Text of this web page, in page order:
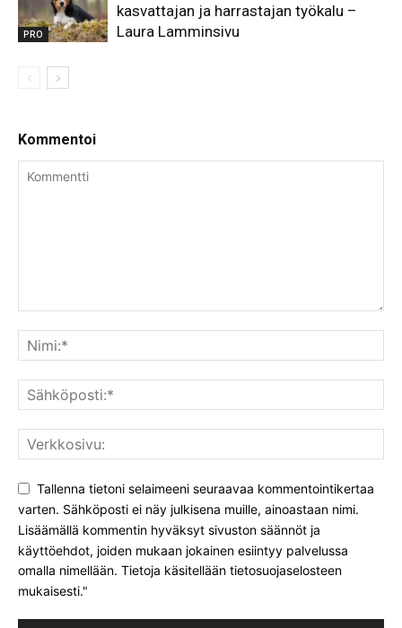
PRO
kasvattajan ja harrastajan työkalu –
Laura Lamminsivu
Kommentoi
Tallenna tietoni selaimeeni seuraavaa kommentointikertaa
varten. Sähköposti ei näy julkisena muille, ainoastaan nimi.
Lisäämällä kommentin hyväksyt sivuston säännöt ja
käyttöehdot, joiden mukaan jokainen esiintyy palvelussa
omalla nimellään. Tietoja käsitellään tietosuojaselosteen
mukaisesti."